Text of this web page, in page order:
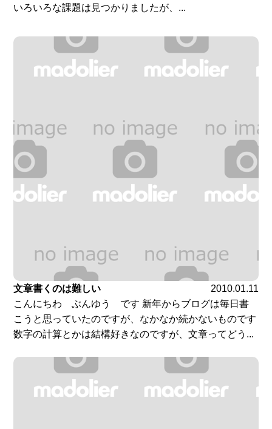
いろいろな課題は見つかりましたが、...
文章書くのは難しい
2010.01.11
こんにちわ ぶんゆう です 新年からブログは毎日書
こうと思っていたのですが、なかなか続かないものです
数字の計算とかは結構好きなのですが、文章ってどう...